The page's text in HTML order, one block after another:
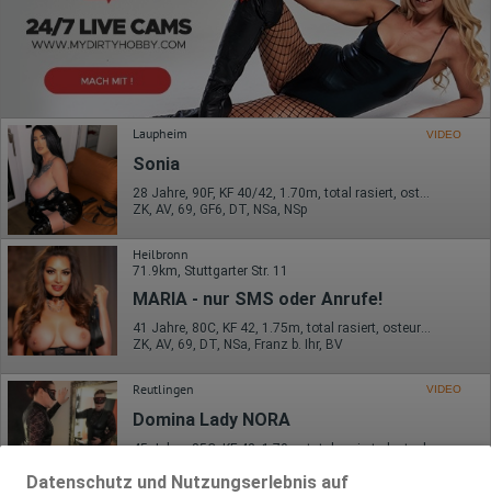
Datenschutz und Nutzungserlebnis auf
Laupheim VIDEO
Sonia
28 Jahre, 90F, KF 40/42, 1.70m, total rasiert, osteuropäisch
ZK, AV, 69, GF6, DT, NSa, NSp
Heilbronn
71.9km, Stuttgarter Str. 11
MARIA - nur SMS oder Anrufe!
41 Jahre, 80C, KF 42, 1.75m, total rasiert, osteuropäisch
ZK, AV, 69, DT, NSa, Franz b. Ihr, BV
Reutlingen VIDEO
Domina Lady NORA
45 Jahre, 85C, KF 42, 1.70m, total rasiert, deutsch